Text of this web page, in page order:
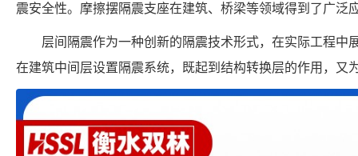
震安全性。摩擦摆隔震支座在建筑、桥梁等领域得到了广泛
层间隔震作为一种创新的隔震技术形式，在实际工程中
在建筑中间层设置隔震系统，既起到结构转换层的作用，又